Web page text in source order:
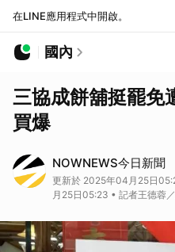
在LINE應用程式中開啟。
國內
三協成餅舖挺罷免
買爆
NOWNEWS今日新聞
更新於 2025年04月25日
月25日05:23 • 記者王德蓉